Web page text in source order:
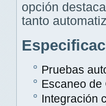
opción
tanto
Pruebas
Escaneo de
Integración